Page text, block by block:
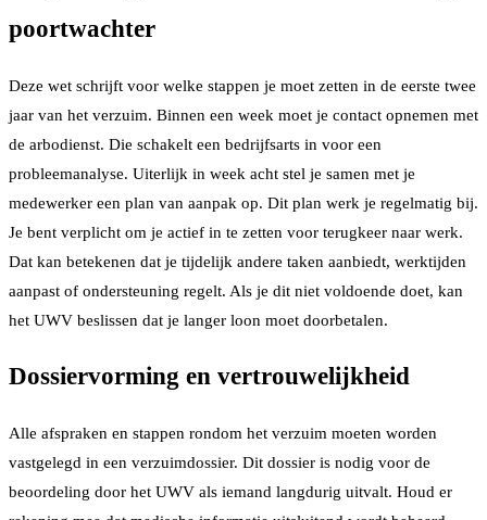
poortwachter
Deze wet schrijft voor welke stappen je moet zetten in de eerste twee
jaar van het verzuim. Binnen een week moet je contact opnemen met
de arbodienst. Die schakelt een bedrijfsarts in voor een
probleemanalyse. Uiterlijk in week acht stel je samen met je
medewerker een plan van aanpak op. Dit plan werk je regelmatig bij.
Je bent verplicht om je actief in te zetten voor terugkeer naar werk.
Dat kan betekenen dat je tijdelijk andere taken aanbiedt, werktijden
aanpast of ondersteuning regelt. Als je dit niet voldoende doet, kan
het UWV beslissen dat je langer loon moet doorbetalen.
Dossiervorming en vertrouwelijkheid
Alle afspraken en stappen rondom het verzuim moeten worden
vastgelegd in een verzuimdossier. Dit dossier is nodig voor de
beoordeling door het UWV als iemand langdurig uitvalt. Houd er